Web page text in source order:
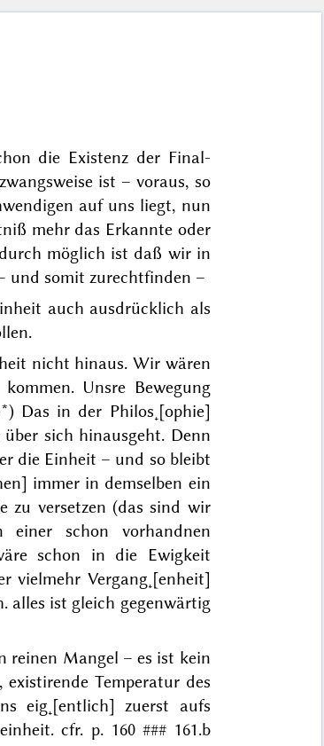
die Existenz der Final-
ist – voraus, so
auf uns liegt, nun
mehr das Erkannte oder
möglich ist daß wir in
und somit zurechtfinden –
auch ausdrücklich als
nicht hinaus. Wir wären
Unsre Bewegung
*) Das in der Philos˖[ophie]
sich hinausgeht. Denn
die Einheit – und so bleibt
immer in demselben ein
zu versetzen (das sind wir
einer schon vorhandnen
schon in die Ewigkeit
vielmehr Vergang˖[enheit]
alles ist gleich gegenwärtig
reinen Mangel – es ist kein
existirende Temperatur des
eig˖[entlich] zuerst aufs
cfr. p. 160### 161.b